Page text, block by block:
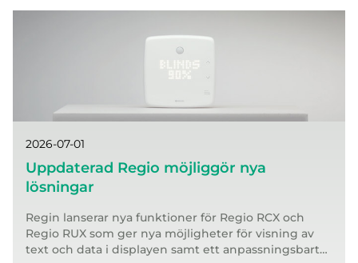
2026-07-01
Uppdaterad Regio möjliggör nya
lösningar
Regin lanserar nya funktioner för Regio RCX och
Regio RUX som ger nya möjligheter för visning av
text och data i displayen samt ett anpassningsbart